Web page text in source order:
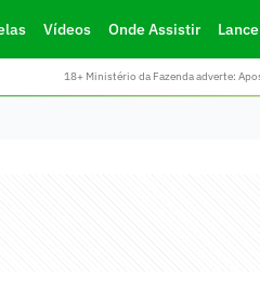
Vídeos Onde Assistir
18+ Ministério da Fazenda adverte: